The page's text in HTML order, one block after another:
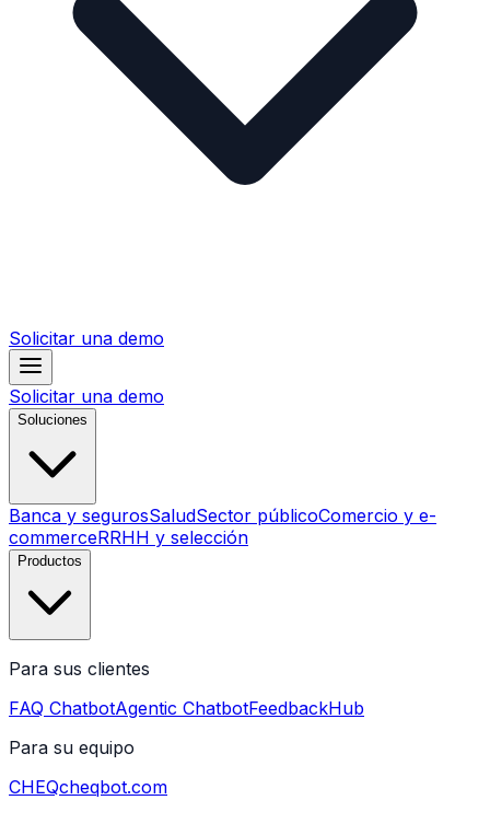
Solicitar una demo
Solicitar una demo
Soluciones
Banca y segurosSaludSector públicoComercio y e-
commerceRRHH y selección
Productos
Para sus clientes
FAQ ChatbotAgentic ChatbotFeedbackHub
Para su equipo
CHEQcheqbot.com